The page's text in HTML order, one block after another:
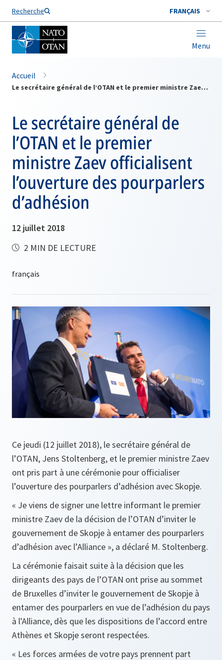
Recherche FRANÇAIS
Menu
Nom de famille*
Accueil
Le secrétaire général de l’OTAN et le premier ministre Zaev officialisent l’ouverture des pourparlers d’adhésion
Le secrétaire général de
l’OTAN et le premier
ministre Zaev officialisent
l’ouverture des pourparlers
d’adhésion
12 juillet 2018
2 MIN DE LECTURE
Ce jeudi (12 juillet 2018), le secrétaire général de
l’OTAN, Jens Stoltenberg, et le premier ministre Zaev
ont pris part à une cérémonie pour officialiser
l’ouverture des pourparlers d’adhésion avec Skopje.
« Je viens de signer une lettre informant le premier
ministre Zaev de la décision de l’OTAN d’inviter le
gouvernement de Skopje à entamer des pourparlers
d’adhésion avec l’Alliance », a déclaré M. Stoltenberg.
La cérémonie faisait suite à la décision que les
dirigeants des pays de l’OTAN ont prise au sommet
de Bruxelles d’inviter le gouvernement de Skopje à
entamer des pourparlers en vue de l’adhésion du pays
à l'Alliance, dès que les dispositions de l’accord entre
Athènes et Skopje seront respectées.
« Les forces armées de votre pays prennent part